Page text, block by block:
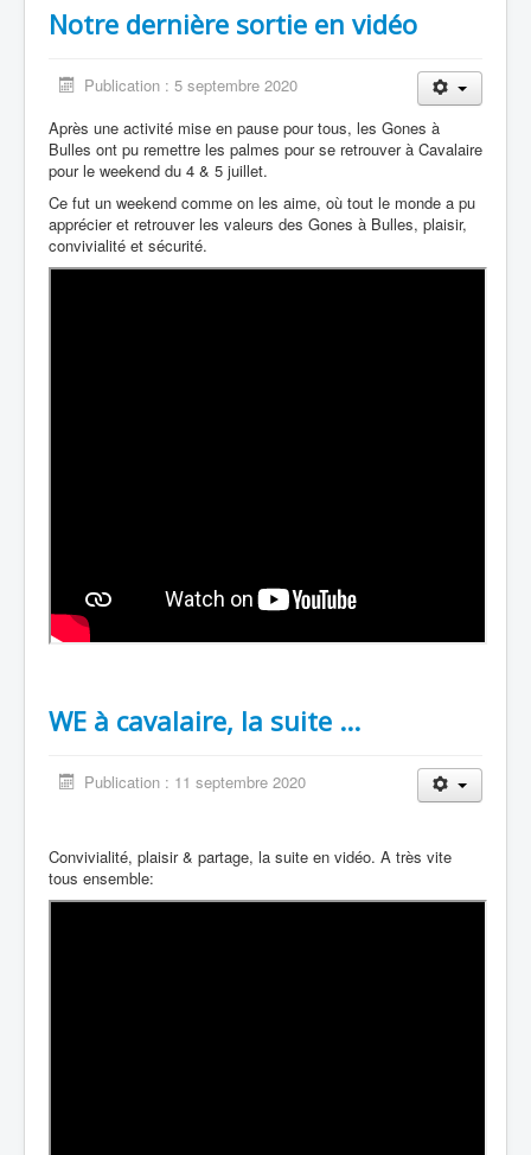
Notre dernière sortie en vidéo
Publication : 5 septembre 2020
Après une activité mise en pause pour tous, les Gones à
Bulles ont pu remettre les palmes pour se retrouver à Cavalaire
pour le weekend du 4 & 5 juillet.
Ce fut un weekend comme on les aime, où tout le monde a pu
apprécier et retrouver les valeurs des Gones à Bulles, plaisir,
convivialité et sécurité.
WE à cavalaire, la suite ...
Publication : 11 septembre 2020
Convivialité, plaisir & partage, la suite en vidéo. A très vite
tous ensemble: